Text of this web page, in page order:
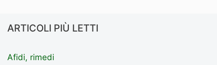
ARTICOLI PIÙ LETTI
Afidi, rimedi